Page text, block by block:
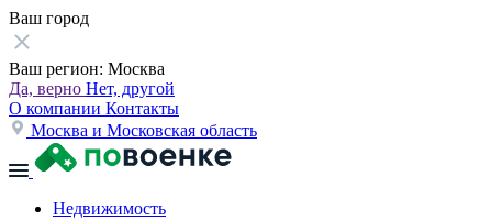
Ваш город
Ваш регион: Москва
Да, верно Нет, другой
О компании Контакты
Москва и Московская область
Недвижимость